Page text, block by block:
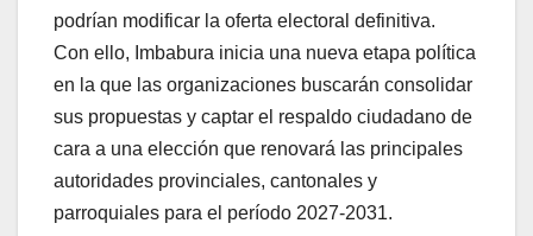
podrían modificar la oferta electoral definitiva.
Con ello, Imbabura inicia una nueva etapa política
en la que las organizaciones buscarán consolidar
sus propuestas y captar el respaldo ciudadano de
cara a una elección que renovará las principales
autoridades provinciales, cantonales y
parroquiales para el período 2027-2031.